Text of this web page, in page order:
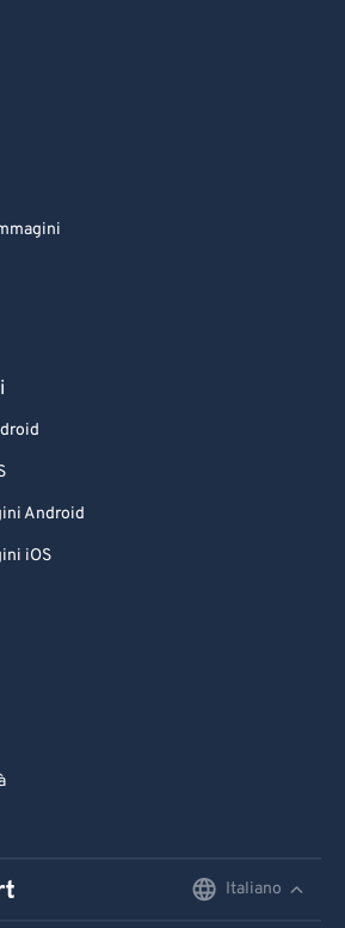
Android
iOS
Italiano